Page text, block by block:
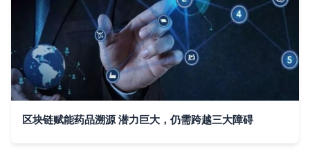
区块链赋能药品溯源 潜力巨大，仍需跨越三大障碍